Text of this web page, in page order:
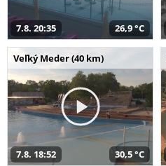
7.8. 20:35 26,9 °C
Veľký Meder (40 km)
7.8. 18:52 30,5 °C